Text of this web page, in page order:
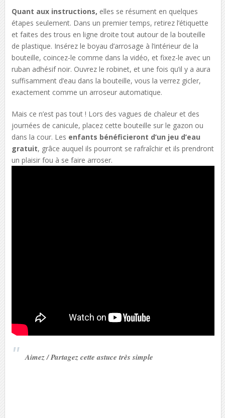
Quant aux instructions, elles se résument en quelques
étapes seulement. Dans un premier temps, retirez l’étiquette
et faites des trous en ligne droite tout autour de la bouteille
de plastique. Insérez le boyau d’arrosage à l’intérieur de la
bouteille, coincez-le comme dans la vidéo, et fixez-le avec un
ruban adhésif noir. Ouvrez le robinet, et une fois qu’il y a aura
suffisamment d’eau dans la bouteille, vous la verrez gicler,
exactement comme un arroseur automatique.
Mais ce n’est pas tout ! Lors des vagues de chaleur et des
journées de canicule, placez cette bouteille sur le gazon ou
dans la cour. Les enfants bénéficieront d’un jeu d’eau
gratuit, grâce auquel ils pourront se rafraîchir et ils prendront
un plaisir fou à se faire arroser.
Aimez / Partagez cette astuce très simple